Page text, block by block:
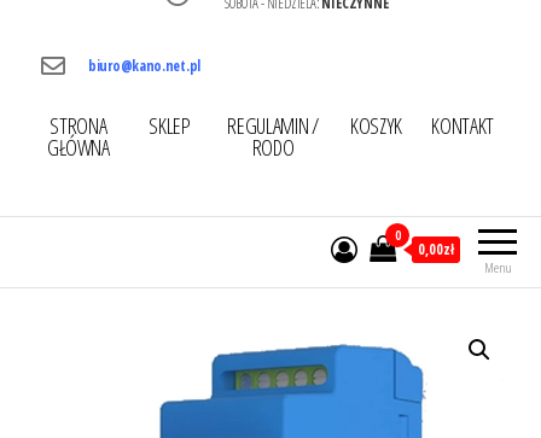
biuro@kano.net.pl
STRONA
GŁÓWNA
SKLEP REGULAMIN /
RODO
KOSZYK KONTAKT
Menu
0
0,00zł